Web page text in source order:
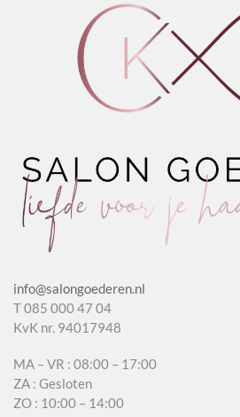
info@salongoederen.nl
T 085 000 47 04
KvK nr. 94017948
MA – VR : 08:00 – 17:00
ZA : Gesloten
ZO : 10:00 – 14:00